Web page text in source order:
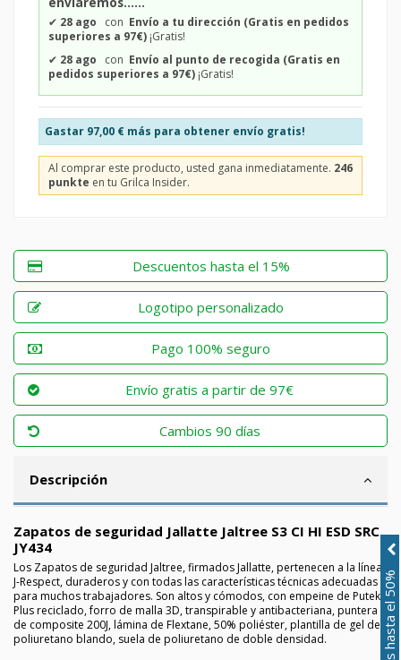
✔ 28 ago con Envío a tu dirección (Gratis en pedidos
superiores a 97€) ¡Gratis!
✔ 28 ago con Envío al punto de recogida (Gratis en
pedidos superiores a 97€) ¡Gratis!
Gastar 97,00 € más para obtener envío gratis!
Al comprar este producto, usted gana inmediatamente. 246
punkte en tu Grilca Insider.
Descuentos hasta el 15%
Logotipo personalizado
Pago 100% seguro
Envío gratis a partir de 97€
Cambios 90 días
Descripción
Zapatos de seguridad Jallatte Jaltree S3 CI HI ESD SRC
JY434
Los Zapatos de seguridad Jaltree, firmados Jallatte, pertenecen a la línea
J-Respect, duraderos y con todas las características técnicas adecuadas
para muchos trabajadores. Son altos y cómodos, con empeine de Putek
Plus reciclado, forro de malla 3D, transpirable y antibacteriana, puntera
de composite 200J, lámina de Flextane, 50% poliéster, plantilla de gel de
poliuretano blando, suela de poliuretano de doble densidad.